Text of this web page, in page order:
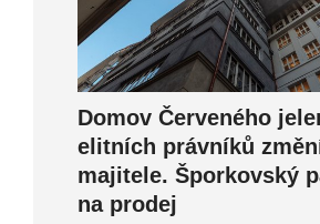
Domov Červeného
elitních právníků
majitele. Šporkovský
na prodej